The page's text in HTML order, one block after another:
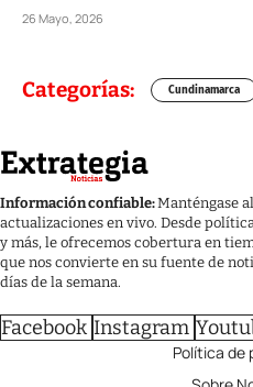
26 Mayo, 2026
Categorías: Cundinamarca
Información confiable:Manténgase
actualizaciones en vivo. Desde
y más, le ofrecemos cobertura en
que nos convierte en su fuente de
días de la semana.
Facebook Instagram
Política de